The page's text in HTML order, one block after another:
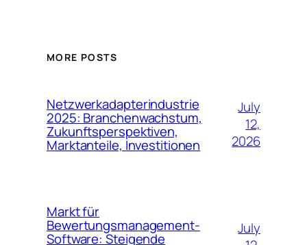
MORE POSTS
Netzwerkadapterindustrie
2025: Branchenwachstum,
Zukunftsperspektiven,
Marktanteile, Investitionen
July
12,
2026
Markt für
Bewertungsmanagement-
Software: Steigende
July